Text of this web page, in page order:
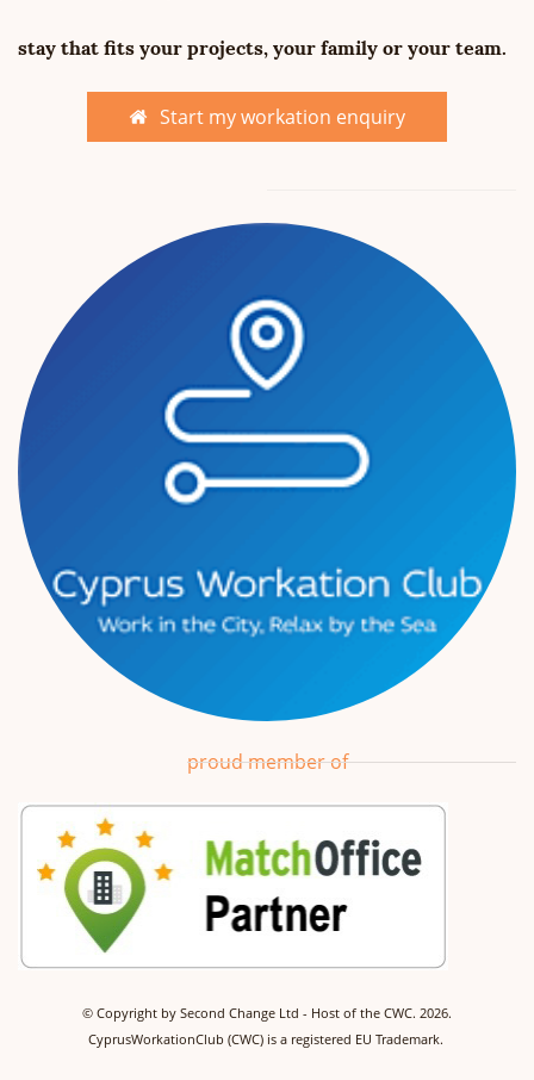
stay that fits your projects, your family or your team.
Start my workation enquiry
proud member of
© Copyright by Second Change Ltd - Host of the CWC. 2026.
CyprusWorkationClub (CWC) is a registered EU Trademark.